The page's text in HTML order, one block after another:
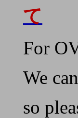
て
For
We
so